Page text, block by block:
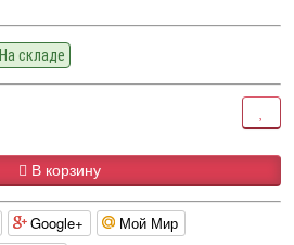
На складе
В корзину
Google+ Мой Мир